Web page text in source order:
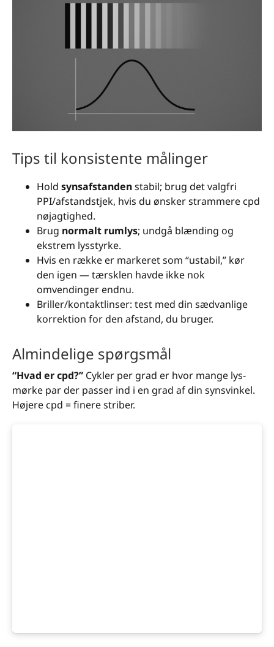
Tips til konsistente målinger
Hold synsafstandenstabil; brug det valgfri
PPI/afstandstjek, hvis du ønsker strammere cpd
nøjagtighed.
Brug normalt rumlys; undgå blænding og
ekstrem lysstyrke.
Hvis en række er markeret som “ustabil,” kør
den igen — tærsklen havde ikke nok
omvendinger endnu.
Briller/kontaktlinser: test med din sædvanlige
korrektion for den afstand, du bruger.
Almindelige spørgsmål
“Hvad er cpd?” Cykler per grad er hvor mange lys-
mørke par der passer ind i en grad af din synsvinkel.
Højere cpd = finere striber.